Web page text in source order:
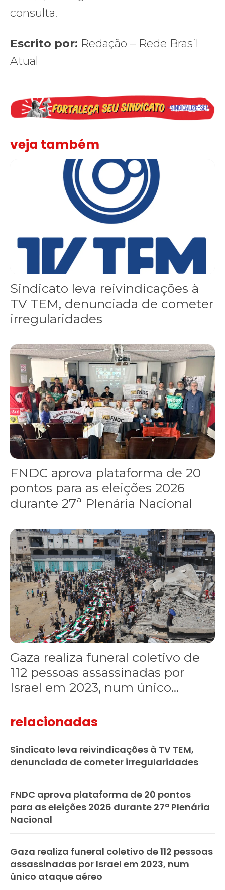
consulta.
Escrito por: Redação – Rede Brasil
Atual
veja também
Sindicato leva reivindicações à TV TEM, denunciada de cometer
Sindicato leva reivindicações à
TV TEM, denunciada de cometer
irregularidades
FNDC aprova plataforma de 20 pontos para as eleições 2026
FNDC aprova plataforma de 20
pontos para as eleições 2026
durante 27ª Plenária Nacional
Gaza realiza funeral coletivo de 112 pessoas assassinadas por
Gaza realiza funeral coletivo de
112 pessoas assassinadas por
Israel em 2023, num único...
relacionadas
Sindicato leva reivindicações à TV TEM,
denunciada de cometer irregularidades
FNDC aprova plataforma de 20 pontos
para as eleições 2026 durante 27ª Plenária
Nacional
Gaza realiza funeral coletivo de 112 pessoas
assassinadas por Israel em 2023, num
único ataque aéreo